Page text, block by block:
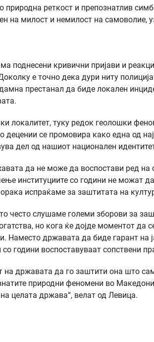
природна реткост и препознатлив
на милост и немилост на самоволие,
поднесени кривични пријави и
е точно дека дури ниту
престанал да биде локален
локалитет, туку редок геолошки
децении се промовира како една од
дел од нашиот национален
да не може да воспостави ред на
институциите со години не можат
испраќаме за заштитата на
често слушаме големи зборови за
но кога ќе дојде моментот да
Наместо државата да биде гарант на
години воспоставуваат сопствени
на државата да го заштити она што
природни феномени во
целата држава“, велат од Левица.